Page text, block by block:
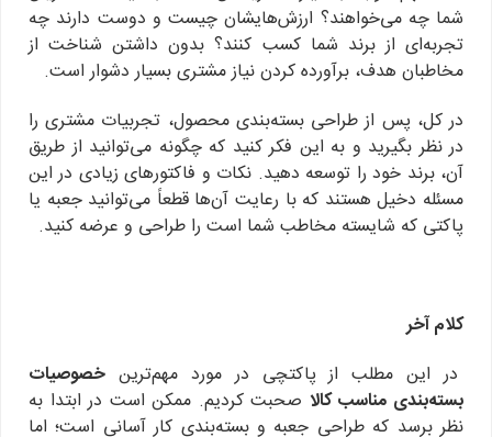
شما چه می‌خواهند؟ ارزش‌هایشان چیست و دوست دارند چه
تجربه‌ای از برند شما کسب کنند؟ بدون داشتن شناخت از
مخاطبان هدف، برآورده کردن نیاز مشتری بسیار دشوار است.
در کل، پس از طراحی بسته‌بندی محصول، تجربیات مشتری را
در نظر بگیرید و به این فکر کنید که چگونه می‌توانید از طریق
آن، برند خود را توسعه دهید. نکات و فاکتورهای زیادی در این
مسئله دخیل هستند که با رعایت آن‌ها قطعاً می‌توانید جعبه یا
پاکتی که شایسته مخاطب شما است را طراحی و عرضه کنید.
کلام آخر
در این مطلب از پاکتچی در مورد مهم‌ترین خصوصیات
بسته‌بندی مناسب کالا صحبت کردیم. ممکن است در ابتدا به
نظر برسد که طراحی جعبه و بسته‌بندی کار آسانی است؛ اما